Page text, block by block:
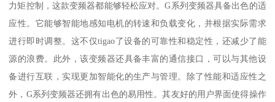
力矩控制，这款变频器都能够轻松应对。G系列变频器具备出色的适
应性。它能够智能地感知电机的转速和负载变化，并根据实际需求
进行即时调整。这不仅tigao了设备的可靠性和稳定性，还减少了能
源的浪费。此外，该变频器还具备丰富的通信接口，可以与其他设
备进行互联，实现更加智能化的生产与管理。除了性能和适应性之
外，G系列变频器还拥有出色的易用性。其友好的用户界面使得操作